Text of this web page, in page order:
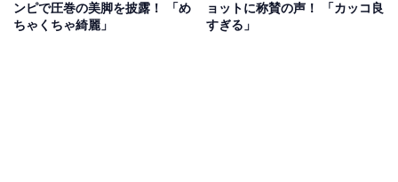
ンピで圧巻の美脚を披露！ 「め
ちゃくちゃ綺麗」
ョットに称賛の声！ 「カッコ良
すぎる」